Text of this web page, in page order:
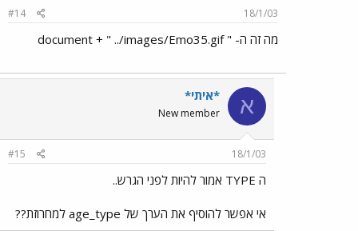
18/1/03
#14
מה זה ה- " document + " ../images/Emo35.gif
א *איתי*
New member
18/1/03
#15
ה TYPE אמור להיות לפני הגרש..
אי אפשר להוסיף את הערך של age_type למחרוזת??